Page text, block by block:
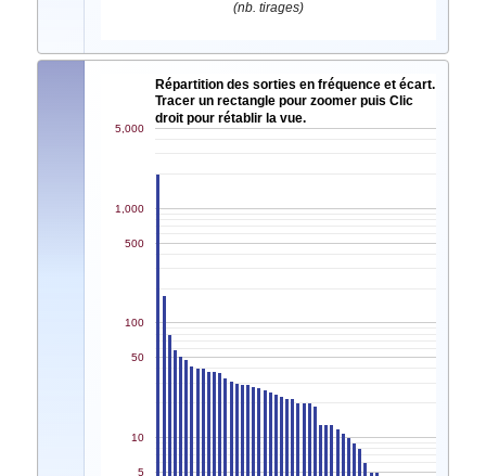
(nb. tirages)
Répartition des sorties en fréquence et écart.
Tracer un rectangle pour zoomer puis Clic
droit pour rétablir la vue.
5
10
50
100
500
1,000
5,000